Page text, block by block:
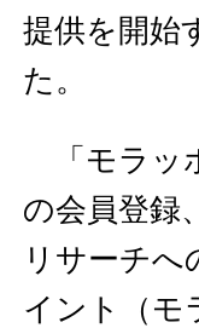
提供を開始
た。
「モラッ
の会員登録
リサーチへ
イント（モ